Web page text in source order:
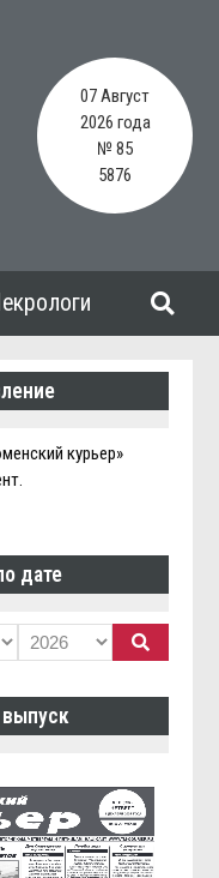
07 Август
2026 года
№ 85
5876
курьер»
дате